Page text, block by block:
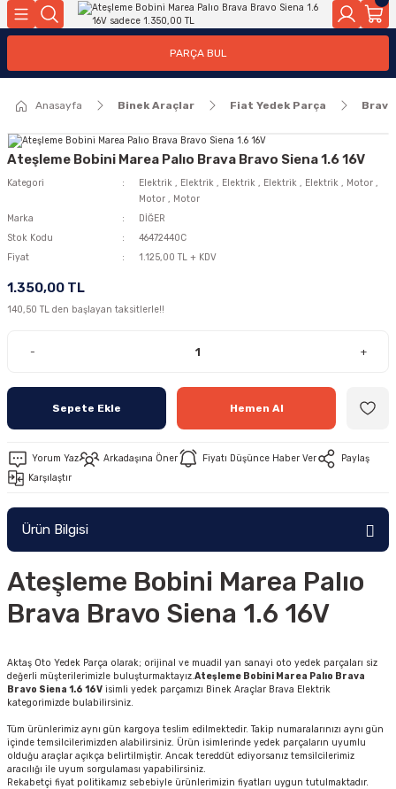
Geri Dön
Geri Dön
PARÇA BUL
Anasayfa Binek Araçlar Fiat Yedek Parça Brava
Ateşleme Bobini Marea Palıo Brava Bravo Siena 1.6 16V
Kategori Elektrik , Elektrik , Elektrik , Elektrik , Elektrik , Motor ,
Motor , Motor
Marka
DİĞER
Stok Kodu
46472440C
Fiyat
1.125,00 TL + KDV
1.350,00 TL
140,50 TL den başlayan taksitlerle!!
- +
Sepete Ekle Hemen Al
Yorum Yaz Arkadaşına Öner Fiyatı Düşünce Haber Ver
Paylaş
Karşılaştır
Ürün Bilgisi
Ateşleme Bobini Marea Palıo
Brava Bravo Siena 1.6 16V
Aktaş Oto Yedek Parça olarak; orijinal ve muadil yan sanayi oto yedek parçaları siz
değerli müşterilerimizle buluşturmaktayız.Ateşleme Bobini Marea Palıo Brava
Bravo Siena 1.6 16V isimli yedek parçamızı Binek Araçlar Brava Elektrik
kategorimizde bulabilirsiniz.
Tüm ürünlerimiz aynı gün kargoya teslim edilmektedir. Takip numaralarınızı aynı gün
içinde temsilcilerimizden alabilirsiniz. Ürün isimlerinde yedek parçaların uyumlu
olduğu araçlar açıkça belirtilmiştir. Ancak tereddüt ediyorsanız temsilcilerimiz
aracılığı ile uyum sorgulaması yapabilirsiniz.
Rekabetçi fiyat politikamız sebebiyle ürünlerimizin fiyatları uygun tutulmaktadır.